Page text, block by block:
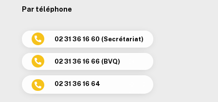
Par téléphone
 02 31 36 16 60 (Secrétariat)
 02 31 36 16 66 (BVQ)
 02 31 36 16 64